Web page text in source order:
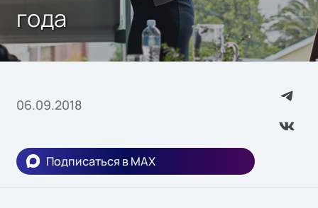
года
06.09.2018
Подписаться в MAX